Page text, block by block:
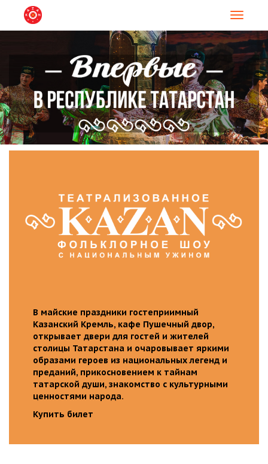
В майские праздники гостеприимный
Казанский Кремль, кафе Пушечный двор,
открывает двери для гостей и жителей
столицы Татарстана и очаровывает яркими
образами героев из национальных легенд и
преданий, прикосновением к тайнам
татарской души, знакомство с культурными
ценностями народа.
Купить билет